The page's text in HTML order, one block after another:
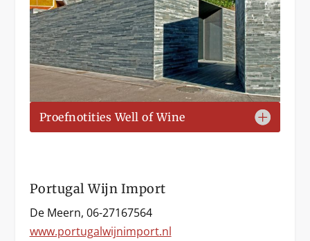
Proefnotities Well of Wine
Portugal Wijn Import
De Meern, 06-27167564
www.portugalwijnimport.nl